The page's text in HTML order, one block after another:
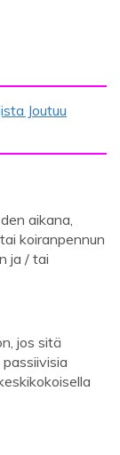
Joutuu
aikana,
koiranpennun
ja / tai
jos sitä